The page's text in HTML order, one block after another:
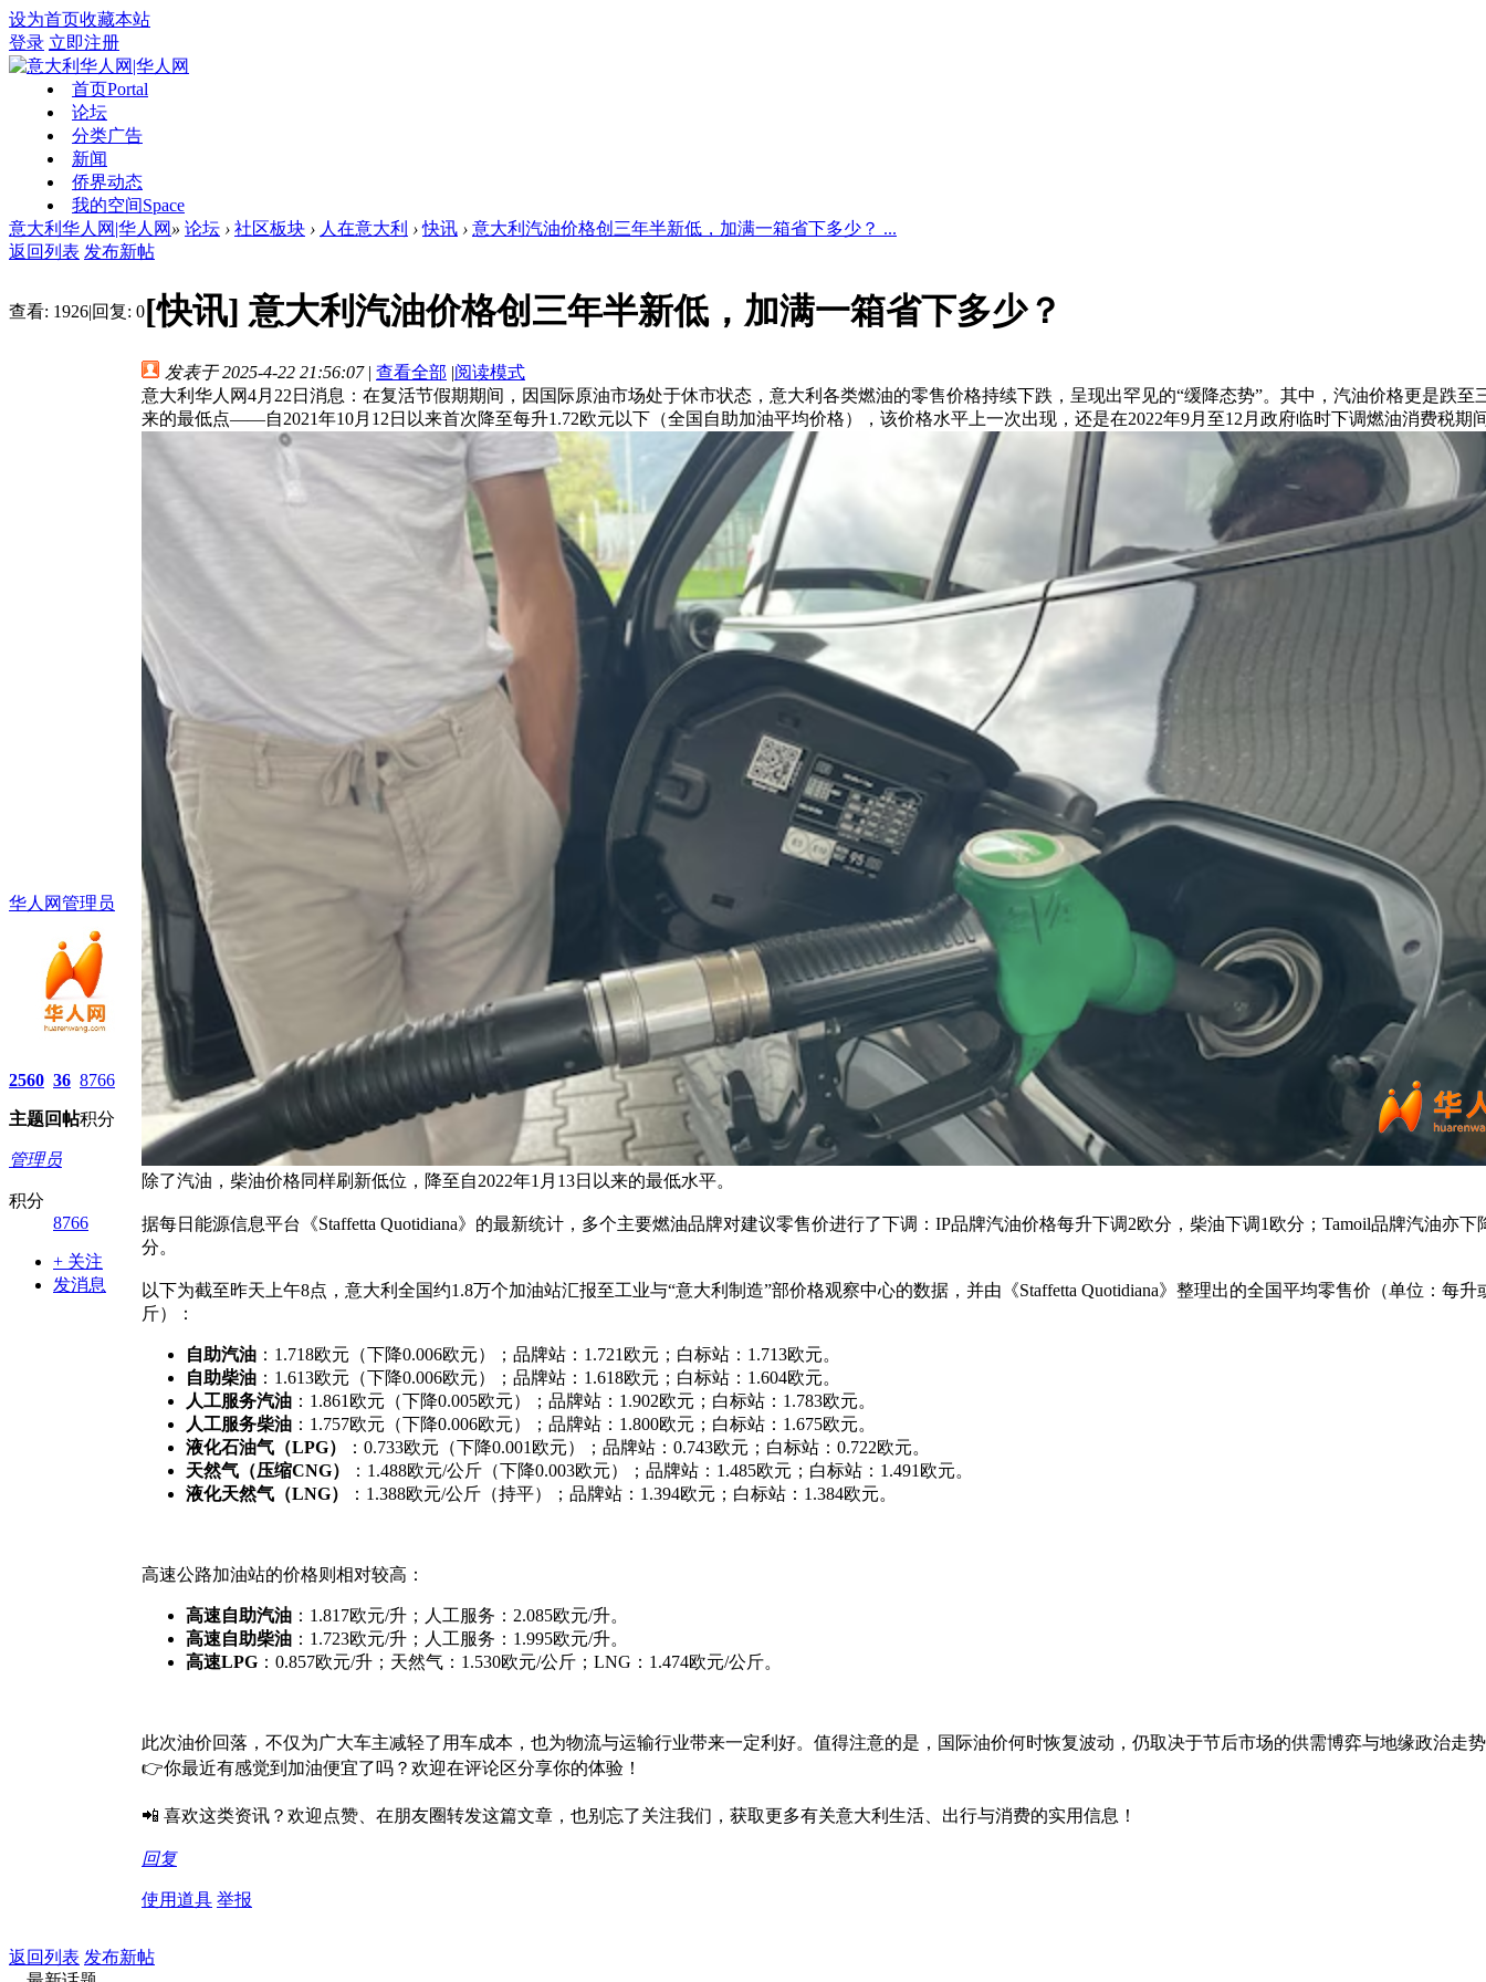
设为首页收藏本站
登录 立即注册
首页Portal
论坛
分类广告
新闻
侨界动态
我的空间Space
意大利华人网|华人网 » 论坛 › 社区板块 › 人在意大利 › 快讯 › 意大利汽油价格创三年半新低，加满一箱省下多少？ ...
返回列表 发布新帖
查看: 1926|回复: 0[快讯] 意大利汽油价格创三年半新低，加满一箱省下多少？
华人网管理员
2560
主题
36
回帖
8766
积分
管理员
积分
8766
+ 关注
发消息
发表于 2025-4-22 21:56:07 | 查看全部 |阅读模式
意大利华人网4月22日消息：在复活节假期期间，因国际原油市场处于休市状态，意大利各类燃油的零售价格持续下跌，呈现出罕见的“缓降态势”。其中，汽油价格更是跌至
来的最低点——自2021年10月12日以来首次降至每升1.72欧元以下（全国自助加油平均价格），该价格水平上一次出现，还是在2022年9月至12月政府临时下调燃油消费税期
除了汽油，柴油价格同样刷新低位，降至自2022年1月13日以来的最低水平。
据每日能源信息平台《Staffetta Quotidiana》的最新统计，多个主要燃油品牌对建议零售价进行了下调：IP品牌汽油价格每升下调2欧分，柴油下调1欧分；Tamoil品牌汽油亦下
分。
以下为截至昨天上午8点，意大利全国约1.8万个加油站汇报至工业与“意大利制造”部价格观察中心的数据，并由《Staffetta Quotidiana》整理出的全国平均零售价（单位：每升
斤）：
自助汽油 ：1.718欧元（下降0.006欧元）；品牌站：1.721欧元；白标站：1.713欧元。
自助柴油 ：1.613欧元（下降0.006欧元）；品牌站：1.618欧元；白标站：1.604欧元。
人工服务汽油 ：1.861欧元（下降0.005欧元）；品牌站：1.902欧元；白标站：1.783欧元。
人工服务柴油 ：1.757欧元（下降0.006欧元）；品牌站：1.800欧元；白标站：1.675欧元。
液化石油气（LPG）
：0.733欧元（下降0.001欧元）；品牌站：0.743欧元；白标站：0.722欧元。
天然气（压缩CNG）
：1.488欧元/公斤（下降0.003欧元）；品牌站：1.485欧元；白标站：1.491欧元。
液化天然气（LNG）
：1.388欧元/公斤（持平）；品牌站：1.394欧元；白标站：1.384欧元。
高速公路加油站的价格则相对较高：
高速自助汽油 ：1.817欧元/升；人工服务：2.085欧元/升。
高速自助柴油 ：1.723欧元/升；人工服务：1.995欧元/升。
高速LPG ：0.857欧元/升；天然气：1.530欧元/公斤；LNG：1.474欧元/公斤。
此次油价回落，不仅为广大车主减轻了用车成本，也为物流与运输行业带来一定利好。值得注意的是，国际油价何时恢复波动，仍取决于节后市场的供需博弈与地缘政治走
👉你最近有感觉到加油便宜了吗？欢迎在评论区分享你的体验！
📲 喜欢这类资讯？欢迎点赞、在朋友圈转发这篇文章，也别忘了关注我们，获取更多有关意大利生活、出行与消费的实用信息！
回复
使用道具 举报
返回列表 发布新帖